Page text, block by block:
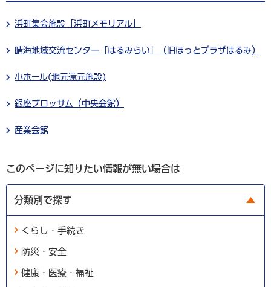
浜町集会施設「浜町メモリアル」
晴海地域交流センター「はるみらい」（旧ほっとプラザはるみ）
小ホール(地元還元施設)
銀座ブロッサム（中央会館）
産業会館
このページに知りたい情報が無い場合は
分類別で探す
くらし・手続き
防災・安全
健康・医療・福祉